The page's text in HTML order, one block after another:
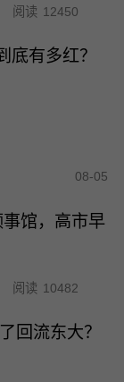
阅读 12450
底有多红？
08-05
馆，高市早
阅读 10482
回流东大？